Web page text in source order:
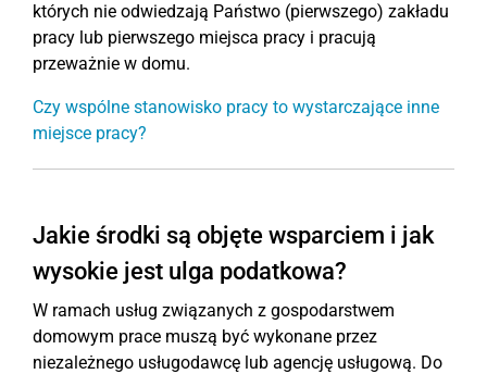
których nie odwiedzają Państwo (pierwszego) zakładu
pracy lub pierwszego miejsca pracy i pracują
przeważnie w domu.
Czy wspólne stanowisko pracy to wystarczające inne
miejsce pracy?
Jakie środki są objęte wsparciem i jak
wysokie jest ulga podatkowa?
W ramach usług związanych z gospodarstwem
domowym prace muszą być wykonane przez
niezależnego usługodawcę lub agencję usługową. Do